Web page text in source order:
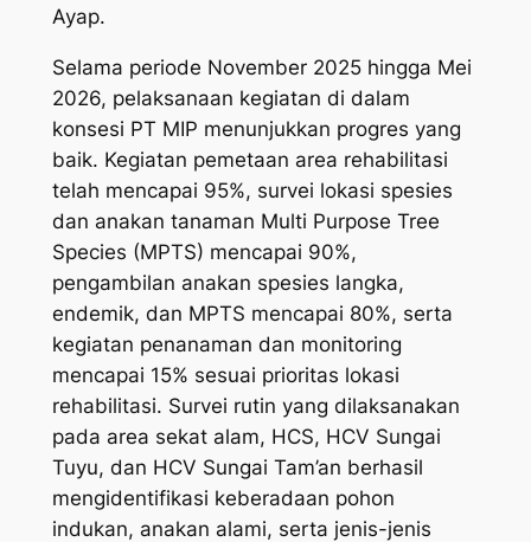
Ayap.
Selama periode November 2025 hingga Mei
2026, pelaksanaan kegiatan di dalam
konsesi PT MIP menunjukkan progres yang
baik. Kegiatan pemetaan area rehabilitasi
telah mencapai 95%, survei lokasi spesies
dan anakan tanaman Multi Purpose Tree
Species (MPTS) mencapai 90%,
pengambilan anakan spesies langka,
endemik, dan MPTS mencapai 80%, serta
kegiatan penanaman dan monitoring
mencapai 15% sesuai prioritas lokasi
rehabilitasi. Survei rutin yang dilaksanakan
pada area sekat alam, HCS, HCV Sungai
Tuyu, dan HCV Sungai Tam’an berhasil
mengidentifikasi keberadaan pohon
indukan, anakan alami, serta jenis-jenis